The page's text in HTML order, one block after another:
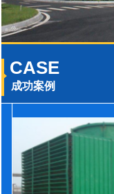
CASE
成功案例